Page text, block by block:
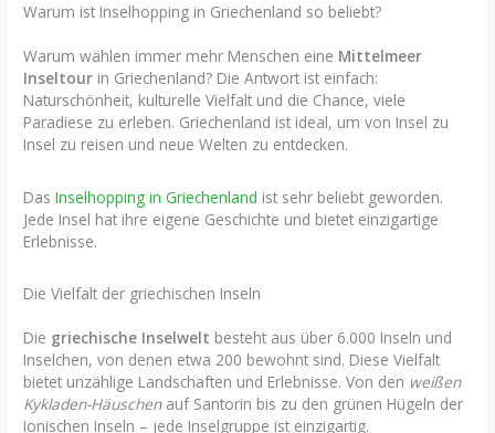
Warum ist Inselhopping in Griechenland so beliebt?
Warum wählen immer mehr Menschen eine Mittelmeer
Inseltour in Griechenland? Die Antwort ist einfach:
Naturschönheit, kulturelle Vielfalt und die Chance, viele
Paradiese zu erleben. Griechenland ist ideal, um von Insel zu
Insel zu reisen und neue Welten zu entdecken.
DasInselhopping in Griechenland ist sehr beliebt geworden.
Jede Insel hat ihre eigene Geschichte und bietet einzigartige
Erlebnisse.
Die Vielfalt der griechischen Inseln
Die griechische Inselwelt besteht aus über 6.000 Inseln und
Inselchen, von denen etwa 200 bewohnt sind. Diese Vielfalt
bietet unzählige Landschaften und Erlebnisse. Von den weißen
Kykladen-Häuschenauf Santorin bis zu den grünen Hügeln der
Ionischen Inseln – jede Inselgruppe ist einzigartig.